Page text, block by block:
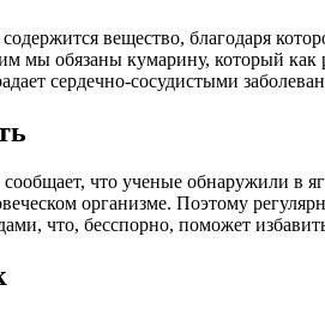
вещество, благодаря
мы обязаны кумарину, который
сердечно-сосудистыми
что ученые обнаружили в
организме. Поэтому
что, бесспорно, поможет